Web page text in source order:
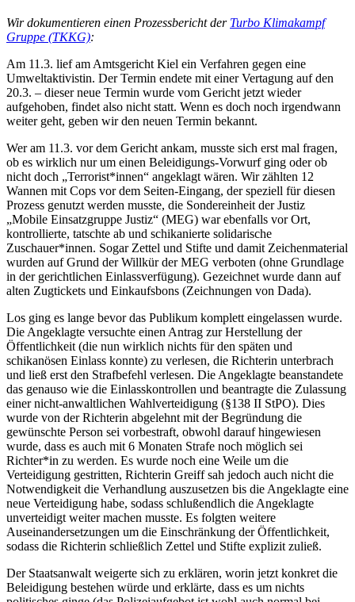
Wir dokumentieren einen Prozessbericht der Turbo Klimakampf
Gruppe (TKKG):
Am 11.3. lief am Amtsgericht Kiel ein Verfahren gegen eine
Umweltaktivistin. Der Termin endete mit einer Vertagung auf den
20.3. – dieser neue Termin wurde vom Gericht jetzt wieder
aufgehoben, findet also nicht statt. Wenn es doch noch irgendwann
weiter geht, geben wir den neuen Termin bekannt.
Wer am 11.3. vor dem Gericht ankam, musste sich erst mal fragen,
ob es wirklich nur um einen Beleidigungs-Vorwurf ging oder ob
nicht doch „Terrorist*innen“ angeklagt wären. Wir zählten 12
Wannen mit Cops vor dem Seiten-Eingang, der speziell für diesen
Prozess genutzt werden musste, die Sondereinheit der Justiz
„Mobile Einsatzgruppe Justiz“ (MEG) war ebenfalls vor Ort,
kontrollierte, tatschte ab und schikanierte solidarische
Zuschauer*innen. Sogar Zettel und Stifte und damit Zeichenmaterial
wurden auf Grund der Willkür der MEG verboten (ohne Grundlage
in der gerichtlichen Einlassverfügung). Gezeichnet wurde dann auf
alten Zugtickets und Einkaufsbons (Zeichnungen von Dada).
Los ging es lange bevor das Publikum komplett eingelassen wurde.
Die Angeklagte versuchte einen Antrag zur Herstellung der
Öffentlichkeit (die nun wirklich nichts für den späten und
schikanösen Einlass konnte) zu verlesen, die Richterin unterbrach
und ließ erst den Strafbefehl verlesen. Die Angeklagte beanstandete
das genauso wie die Einlasskontrollen und beantragte die Zulassung
einer nicht-anwaltlichen Wahlverteidigung (§138 II StPO). Dies
wurde von der Richterin abgelehnt mit der Begründung die
gewünschte Person sei vorbestraft, obwohl darauf hingewiesen
wurde, dass es auch mit 6 Monaten Strafe noch möglich sei
Richter*in zu werden. Es wurde noch eine Weile um die
Verteidigung gestritten, Richterin Greiff sah jedoch auch nicht die
Notwendigkeit die Verhandlung auszusetzen bis die Angeklagte eine
neue Verteidigung habe, sodass schlußendlich die Angeklagte
unverteidigt weiter machen musste. Es folgten weitere
Auseinandersetzungen um die Einschränkung der Öffentlichkeit,
sodass die Richterin schließlich Zettel und Stifte explizit zuließ.
Der Staatsanwalt weigerte sich zu erklären, worin jetzt konkret die
Beleidigung bestehen würde und erklärte, dass es um nichts